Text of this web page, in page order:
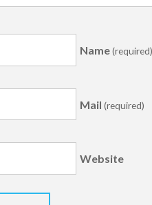
Name
Mail(required)
Website